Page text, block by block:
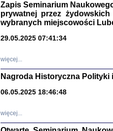
Zapis Seminarium
prywatnej przez
wybranych miejscowości
29.05.2025 07:41:34
więcej...
Nagroda Historyczna Polityki
06.05.2025 18:46:48
więcej...